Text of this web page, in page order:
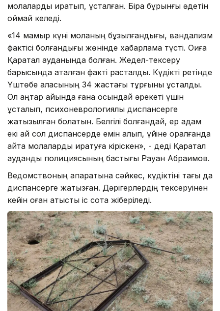
молаларды қиратып, ұсталған. Бірақ бұрынғы әдетін
қоймай келеді.
«14 мамыр күні моланың бұзылғандығы, вандализм
фактісі болғандығы жөнінде хабарлама түсті. Оқиға
Қаратал ауданында болған. Жедел-тексеру
барысында аталған факті расталды. Күдікті ретінде
Үштөбе қаласының 34 жастағы тұрғыны ұсталды.
Ол қаңтар айында ғана осындай әрекеті үшін
ұсталып, психоневрологиялық диспансерге
жатқызылған болатын. Белгілі болғандай, ер адам
екі ай сол диспансерде емін алып, үйіне оралғанда
қайта молаларды қиратуға кіріскен», - деді Қаратал
аудандық полициясының бастығы Рауан Абраимов.
Ведомствоның ақпаратына сәйкес, күдіктіні тағы да
диспансерге жатқызған. Дәрігерлердің тексеруінен
кейін оған қатысты іс сотқа жіберіледі.